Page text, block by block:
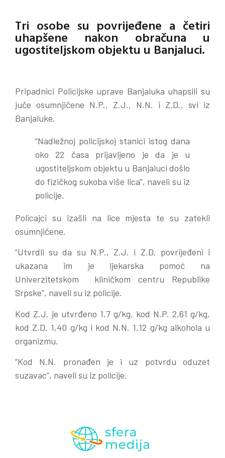
Tri osobe su povrijeđene a četiri
uhapšene nakon obračuna u
ugostiteljskom objektu u Banjaluci.
Pripadnici Policijske uprave Banjaluka uhapsili su
juče osumnjičene N.P., Z.J., N.N. i Z.D., svi iz
Banjaluke.
“Nadležnoj policijskoj stanici istog dana
oko 22 časa prijavljeno je da je u
ugostiteljskom objektu u Banjaluci došlo
do fizičkog sukoba više lica”, naveli su iz
policije.
Policajci su izašli na lice mjesta te su zatekli
osumnjičene.
“Utvrdli su da su N.P., Z.J. i Z.D. povrijeđeni i
ukazana im je ljekarska pomoć na
Univerzitetskom kliničkom centru Republike
Srpske”, naveli su iz policije.
Kod Z.J. je utvrđeno 1,7 g/kg, kod N.P. 2,61 g/kg,
kod Z.D. 1,40 g/kg i kod N.N. 1,12 g/kg alkohola u
organizmu.
“Kod N.N. pronađen je i uz potvrdu oduzet
suzavac”, naveli su iz policije.